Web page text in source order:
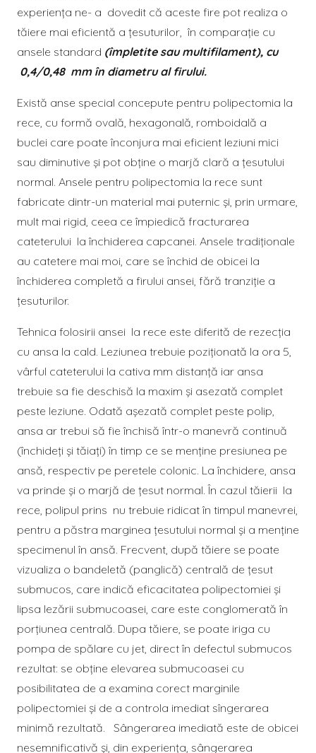
experienţa ne- a dovedit că aceste fire pot realiza o
tăiere mai eficientă a țesuturilor, în comparație cu
ansele standard (împletite sau multifilament), cu
0,4/0,48 mm în diametru al firului.
Există anse special concepute pentru polipectomia la
rece, cu formă ovală, hexagonală, romboidală a
buclei care poate înconjura mai eficient leziuni mici
sau diminutive și pot obține o marjă clară a țesutului
normal. Ansele pentru polipectomia la rece sunt
fabricate dintr-un material mai puternic şi, prin urmare,
mult mai rigid, ceea ce împiedică fracturarea
cateterului la închiderea capcanei. Ansele tradiționale
au catetere mai moi, care se închid de obicei la
închiderea completă a firului ansei, fără tranziție a
țesuturilor.
Tehnica folosirii ansei la rece este diferită de rezecția
cu ansa la cald. Leziunea trebuie poziționată la ora 5,
vârful cateterului la cativa mm distanţă iar ansa
trebuie sa fie deschisă la maxim şi asezată complet
peste leziune. Odată aşezată complet peste polip,
ansa ar trebui să fie închisă într-o manevră continuă
(închideți și tăiați) în timp ce se menține presiunea pe
ansă, respectiv pe peretele colonic. La închidere, ansa
va prinde şi o marjă de țesut normal. În cazul tăierii la
rece, polipul prins nu trebuie ridicat în timpul manevrei,
pentru a păstra marginea țesutului normal și a menține
specimenul în ansă. Frecvent, după tăiere se poate
vizualiza o bandeletă (panglică) centrală de țesut
submucos, care indică eficacitatea polipectomiei și
lipsa lezării submucoasei, care este conglomerată în
porţiunea centrală. Dupa tăiere, se poate iriga cu
pompa de spălare cu jet, direct în defectul submucos
rezultat: se obține elevarea submucoasei cu
posibilitatea de a examina corect marginile
polipectomiei și de a controla imediat sîngerarea
minimă rezultată. Sângerarea imediată este de obicei
nesemnificativă și, din experiența, sângerarea